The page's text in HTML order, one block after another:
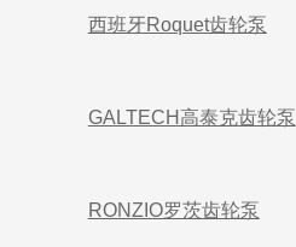
西班牙Roquet齿轮泵
GALTECH高泰克齿轮泵
RONZIO罗茨齿轮泵